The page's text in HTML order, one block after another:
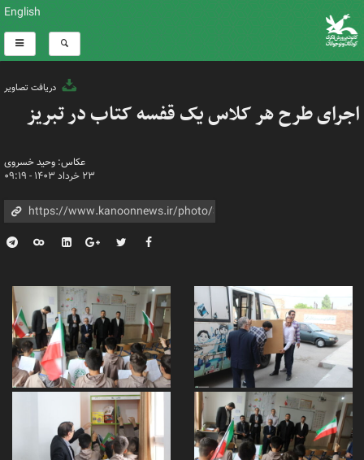
English
دریافت تصاویر
اجرای طرح هر کلاس یک قفسه کتاب در تبریز
عکاس: وحید خسروی
۲۳ خرداد ۱۴۰۳ - ۰۹:۱۹